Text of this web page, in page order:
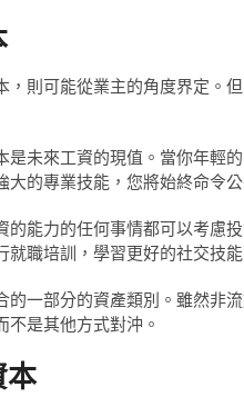
，則可能從業主的角度界定。
是未來工資的現值。當你年輕
的專業技能，您將始終命令
的能力的任何事情都可以考慮
職培訓，學習更好的社交技
的一部分的資產類別。雖然非
不是其他方式對沖。
本